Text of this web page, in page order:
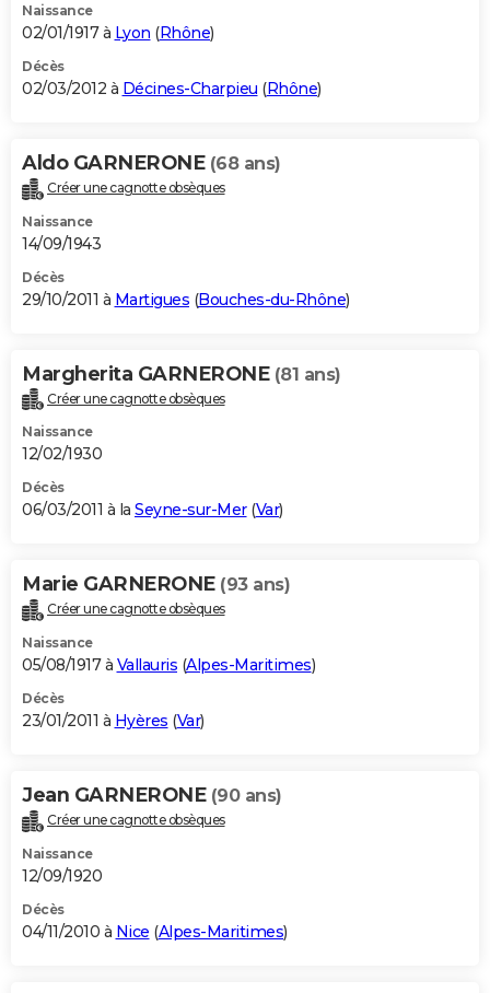
Naissance
02/01/1917 à Lyon (Rhône)
Décès
02/03/2012 à Décines-Charpieu (Rhône)
Aldo GARNERONE (68 ans)
Créer une cagnotte obsèques
Naissance
14/09/1943
Décès
29/10/2011 à Martigues (Bouches-du-Rhône)
Margherita GARNERONE (81 ans)
Créer une cagnotte obsèques
Naissance
12/02/1930
Décès
06/03/2011 à la Seyne-sur-Mer(Var)
Marie GARNERONE (93 ans)
Créer une cagnotte obsèques
Naissance
05/08/1917 à Vallauris (Alpes-Maritimes)
Décès
23/01/2011 à Hyères (Var)
Jean GARNERONE (90 ans)
Créer une cagnotte obsèques
Naissance
12/09/1920
Décès
04/11/2010 à Nice (Alpes-Maritimes)